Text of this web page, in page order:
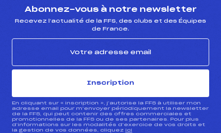
Abonnez-vous à notre newsletter
Recevez l’actualité de la FFS, des clubs et des Équipes
de France.
Inscription
En cliquant sur « inscription », j’autorise la FFS à utiliser mon
adresse email pour m’envoyer périodiquement la newsletter
de la FFS, qui peut contenir des offres commerciales et
promotionnelles de la FFS ou de ses partenaires. Pour plus
d’informations sur les modalités d’exercice de vos droits et
la gestion de vos données, cliquez ici